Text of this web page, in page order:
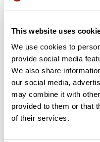
This website uses
We use cookies to
provide social media
We also share
our social media,
may combine it with
provided to them or that
of their services.
Découvrez ce parcours de